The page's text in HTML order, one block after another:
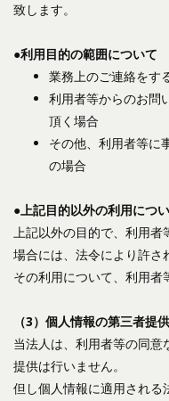
致します。
●利用目的の範囲について
業務上のご連絡をす
利用者等からのお問
頂く場合
その他、利用者等に
の場合
●上記目的以外の利用につ
上記以外の目的で、利用者
場合には、法令により許さ
その利用について、利用者
（3）個人情報の第三者提供
当法人は、利用者等の同
提供は行いません。
但し個人情報に適用される